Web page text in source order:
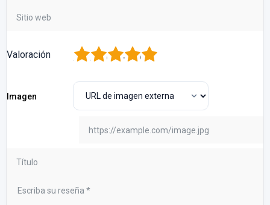
Valoración 5
4
3
2
Imagen